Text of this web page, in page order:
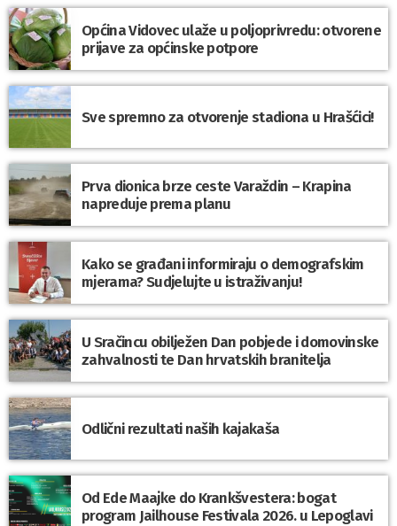
Općina Vidovec ulaže u poljoprivredu: otvorene
prijave za općinske potpore
Sve spremno za otvorenje stadiona u Hrašćici!
Prva dionica brze ceste Varaždin – Krapina
napreduje prema planu
Kako se građani informiraju o demografskim
mjerama? Sudjelujte u istraživanju!
U Sračincu obilježen Dan pobjede i domovinske
zahvalnosti te Dan hrvatskih branitelja
Odlični rezultati naših kajakaša
Od Ede Maajke do Krankšvestera: bogat
program Jailhouse Festivala 2026. u Lepoglavi